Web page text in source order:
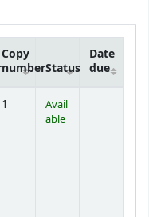
Copy
numberStatus
Date
due
1
Avail
able